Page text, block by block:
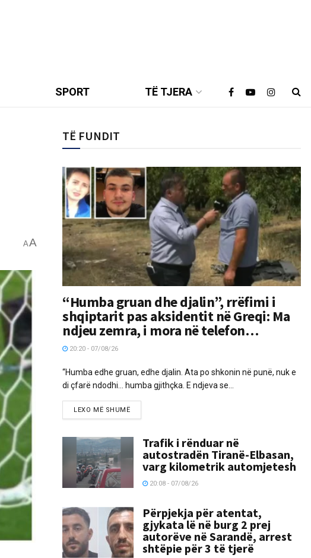
SPORT TË TJERA
AA
TË FUNDIT
“Humba gruan dhe djalin”, rrëfimi i
shqiptarit pas aksidentit në Greqi: Ma
ndjeu zemra, i mora në telefon…
20:20 - 07/08/26
“Humba edhe gruan, edhe djalin. Ata po shkonin në punë, nuk e
di çfarë ndodhi… humba gjithçka. E ndjeva se...
LEXO MË SHUMË
Trafik i rënduar në
autostradën Tiranë-Elbasan,
varg kilometrik automjetesh
20:08 - 07/08/26
Përpjekja për atentat,
gjykata lë në burg 2 prej
autorëve në Sarandë, arrest
shtëpie për 3 të tjerë